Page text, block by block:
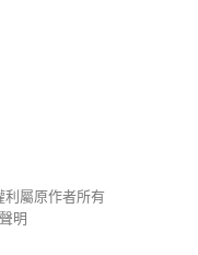
利屬原作者所有
明